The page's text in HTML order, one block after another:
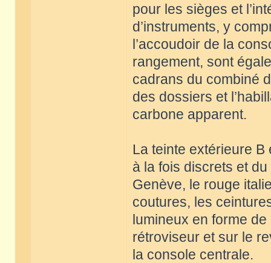
pour les sièges et
d’instruments, y
l’accoudoir de la
rangement, sont
cadrans du combiné
des dossiers et
carbone apparent.
La teinte extérieure B
à la fois discrets et
Genève, le rouge
coutures, les
lumineux en forme
rétroviseur et sur le
la console centrale.